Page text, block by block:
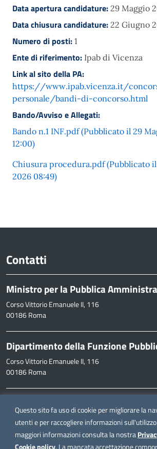
Questo sito fa uso di cookie per migliorare la
utenti e per raccogliere informazioni
maggiori informazioni consulta la nostra
Cookie policy. La mancata accettazione
Data apertura candidature: 29 Maggio
Data chiusura candidature: 22 Giugno
Numero di posti: 1
Ente di riferimento: Ipab di Vicenza
Link al sito della PA:
https://www.ipab.vicenza.it/
personale/bandi-di-concorso.html
Bando/Avviso e Allegati:
Bando n.1 INF.pdf (Pubblicato il 29
12:00)
Chiusura procedura.pdf (Pubblicato
2026 08:49)
Contatti
Ministro per la Pubblica
Corso Vittorio Emanuele II, 116
00186 Roma
Dipartimento della Funzione
Corso Vittorio Emanuele II, 116
00186 Roma
inpa@funzionepubblica.it
FAQ